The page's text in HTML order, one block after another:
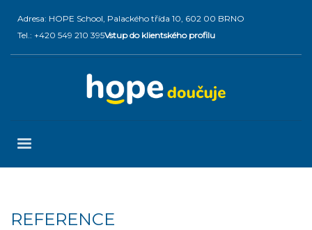
Adresa: HOPE School, Palackého třída 10, 602 00 BRNO
Tel.: +420 549 210 395Vstup do klientského profilu
REFERENCE